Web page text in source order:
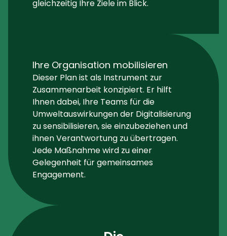
gleichzeitig Ihre Ziele im Blick.
Ihre Organisation mobilisieren
Dieser Plan ist als Instrument zur
Zusammenarbeit konzipiert. Er hilft
Ihnen dabei, Ihre Teams für die
Umweltauswirkungen der Digitalisierung
zu sensibilisieren, sie einzubeziehen und
ihnen Verantwortung zu übertragen.
Jede Maßnahme wird zu einer
Gelegenheit für gemeinsames
Engagement.